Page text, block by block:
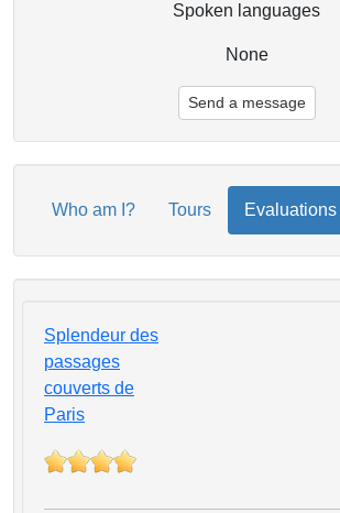
Spoken languages
None
Send a message
Who am I? Tours Evaluations
Splendeur des
passages
couverts de
Paris